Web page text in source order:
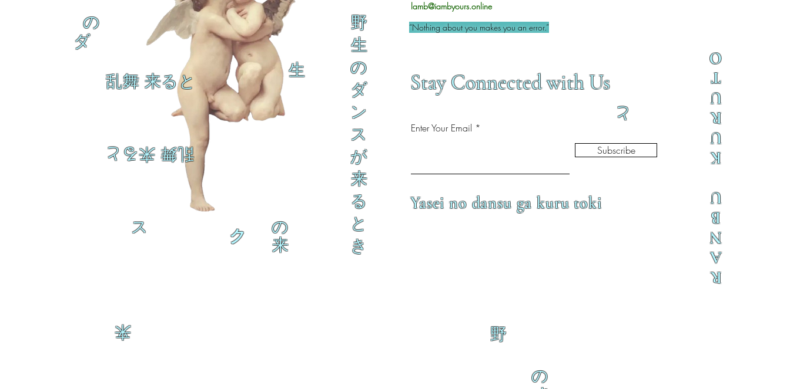
乱舞 来ると
乱舞 来ると
ク
生
の
ダ
ス
の
来
来
lamb@iambyours.online
野
生
の
ダ
ン
ス
が
来
る
と
き
“Nothing about you makes you an error.”
Stay Connected with Us
Enter Your Email
と
Subscribe
Yasei no dansu ga kuru toki
R
A
N
B
U
K
U
R
U
T
O
野
の